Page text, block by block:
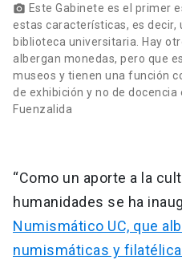
photo_camera Este Gabinete es el primer
estas características, es decir,
biblioteca universitaria. Hay
albergan monedas, pero que
museos y tienen una función
de exhibición y no de
Fuenzalida
“Como un aporte a la
humanidades se ha
Numismático UC, que
numismáticas y